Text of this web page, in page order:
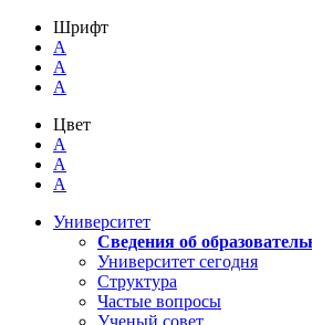
Шрифт
A
A
A
Цвет
A
A
A
Университет
Сведения об
Университет сегодня
Структура
Частые вопросы
Ученый совет